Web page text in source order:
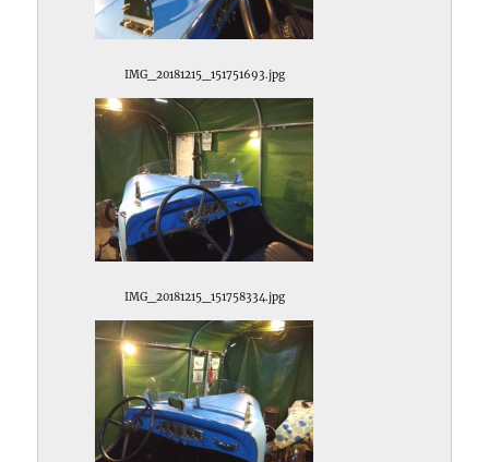
IMG_20181215_151751693.jpg
IMG_20181215_151758334.jpg